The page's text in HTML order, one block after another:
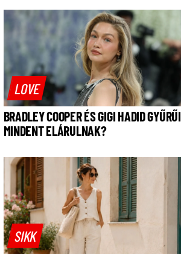
LOVE
BRADLEY COOPER ÉS GIGI HADID GYŰRŰI
MINDENT ELÁRULNAK?
SIKK